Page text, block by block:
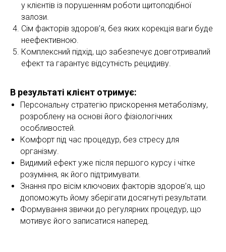
у клієнтів із порушенням роботи щитоподібної
залози.
Сім факторів здоров’я, без яких корекція ваги буде
неефективною.
Комплексний підхід, що забезпечує довготривалий
ефект та гарантує відсутність рецидиву.
В результаті клієнт отримує:
Персональну стратегію прискорення метаболізму,
розроблену на основі його фізіологічних
особливостей.
Комфорт під час процедур, без стресу для
організму.
Видимий ефект уже після першого курсу і чітке
розуміння, як його підтримувати.
Знання про вісім ключових факторів здоров’я, що
допоможуть йому зберігати досягнуті результати.
Формування звички до регулярних процедур, що
мотивує його записатися наперед.